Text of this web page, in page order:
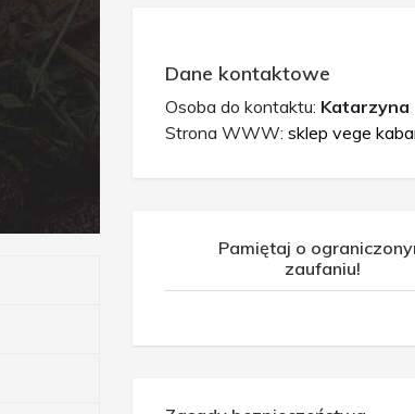
Dane kontaktowe
Osoba do kontaktu: Katarzyna
Strona WWW: sklep vege
Pamiętaj o
zaufaniu!